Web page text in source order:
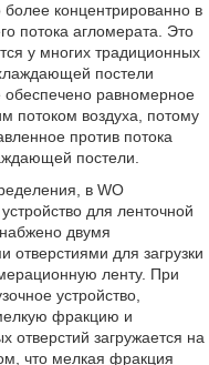
более концентрированно в
потока агломерата. Это
у многих традиционных
постели
обеспечено равномерное
потоком воздуха, потому
против потока
постели.
в WO
для ленточной
двумя
отверстиями для загрузки
ленту. При
устройство,
фракцию и
отверстий загружается на
что мелкая фракция